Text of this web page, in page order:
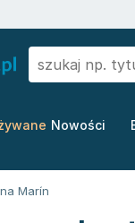
Nowości
Marín